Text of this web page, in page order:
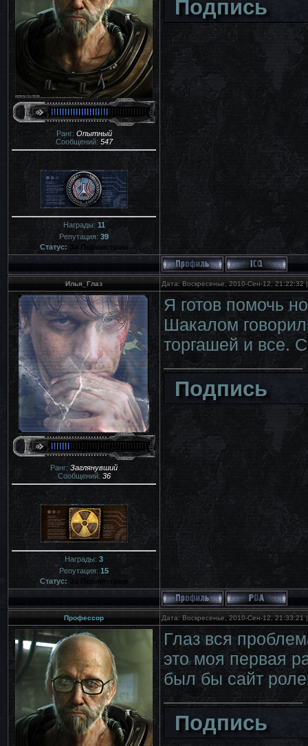
Ранг: Опытный
Сообщений:547
Награды:11
Репутация:39
Статус:
За Периметром
Подпись
Илья_Глаз Дата: Воскресенье, 2010-Сен-12,
Ранг:Заглянувший
Сообщений: 36
Награды:3
Репутация: 15
Статус: За Периметром
Я готов помочь
Шакалом
торгашей и все.
Подпись
Профессор Дата: Воскресенье, 2010-Сен-12,
Глаз вся
это моя первая
был бы сайт
Подпись